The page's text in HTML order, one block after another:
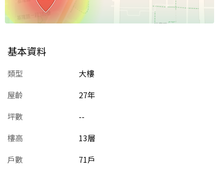
基本資料
類型
大樓
屋齡
27年
坪數
--
樓高
13層
戶數
71戶